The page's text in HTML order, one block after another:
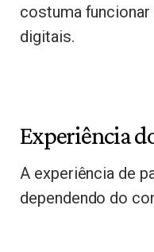
costuma
digitais.
Experiência
A experiência de
dependendo do